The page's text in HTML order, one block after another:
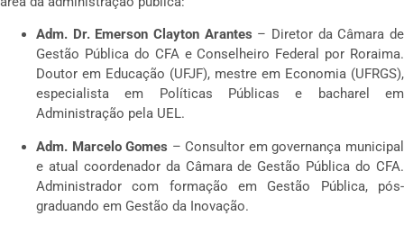
Adm. Dr. Emerson Clayton Arantes – Diretor da Câmara de
Gestão Pública do CFA e Conselheiro Federal por Roraima.
Doutor em Educação (UFJF), mestre em Economia (UFRGS),
especialista em Políticas Públicas e bacharel em
Administração pela UEL.
Adm. Marcelo Gomes – Consultor em governança municipal
e atual coordenador da Câmara de Gestão Pública do CFA.
Administrador com formação em Gestão Pública, pós-
graduando em Gestão da Inovação.